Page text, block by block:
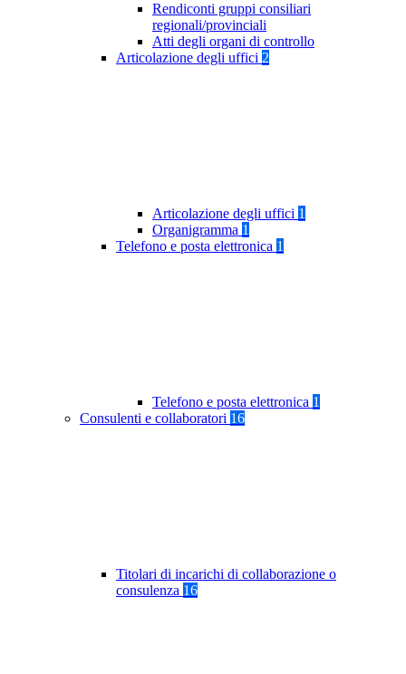
Rendiconti gruppi consiliari
regionali/provinciali
Atti degli organi di controllo
Articolazione degli uffici 2
Articolazione degli uffici 1
Organigramma 1
Telefono e posta elettronica 1
Telefono e posta elettronica 1
Consulenti e collaboratori 16
Titolari di incarichi di collaborazione o
consulenza 16